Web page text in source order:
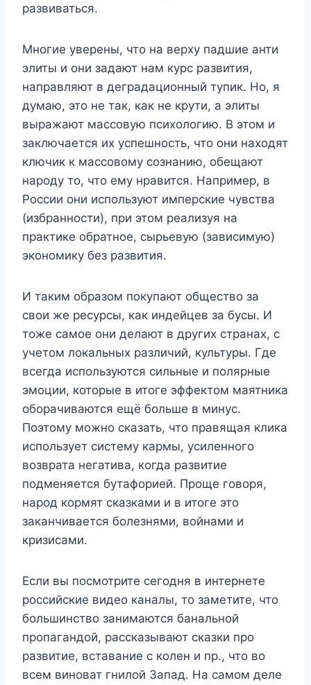
развиваться.
Многие уверены, что на верху падшие анти
элиты и они задают нам курс развития,
направляют в деградационный тупик. Но, я
думаю, это не так, как не крути, а элиты
выражают массовую психологию. В этом и
заключается их успешность, что они находят
ключик к массовому сознанию, обещают
народу то, что ему нравится. Например, в
России они используют имперские чувства
(избранности), при этом реализуя на
практике обратное, сырьевую (зависимую)
экономику без развития.
И таким образом покупают общество за
свои же ресурсы, как индейцев за бусы. И
тоже самое они делают в других странах, с
учетом локальных различий, культуры. Где
всегда используются сильные и полярные
эмоции, которые в итоге эффектом маятника
оборачиваются ещё больше в минус.
Поэтому можно сказать, что правящая клика
использует систему кармы, усиленного
возврата негатива, когда развитие
подменяется бутафорией. Проще говоря,
народ кормят сказками и в итоге это
заканчивается болезнями, войнами и
кризисами.
Если вы посмотрите сегодня в интернете
российские видео каналы, то заметите, что
большинство занимаются банальной
пропагандой, рассказывают сказки про
развитие, вставание с колен и пр., что во
всем виноват гнилой Запад. На самом деле